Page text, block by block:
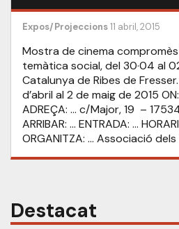
Expos/Projeccions11 abril, 2015
Mostra de cinema
temàtica social, del 30·04 al
Catalunya de Ribes de
d’abril al 2 de maig de 2015
ADREÇA: … c/Major, 19 –
ARRIBAR: … ENTRADA: …
ORGANITZA: … Associació
Destacat